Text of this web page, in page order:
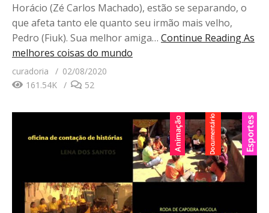
Horácio (Zé Carlos Machado), estão se separando, o
que afeta tanto ele quanto seu irmão mais velho,
Pedro (Fiuk). Sua melhor amiga… Continue ReadingAs
melhores coisas do mundo
curadoria
02/08/2020
161.54K
52